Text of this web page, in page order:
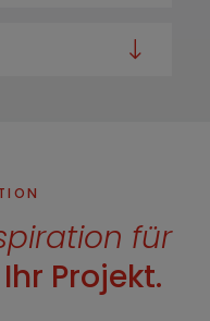
für
Projekt.